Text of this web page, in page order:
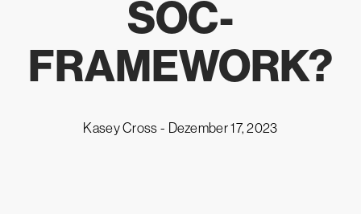
SOC-
FRAMEWORK?
Kasey Cross - Dezember 17, 2023